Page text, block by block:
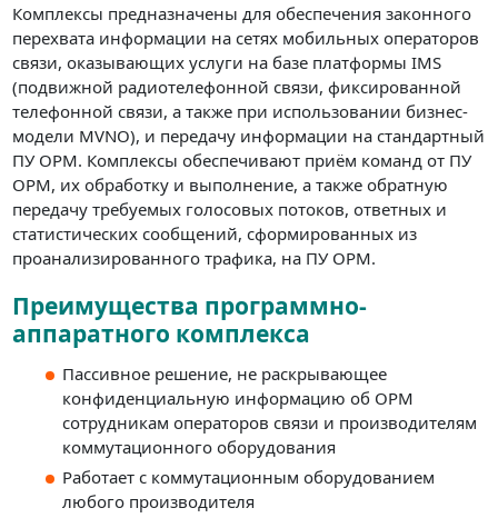
Комплексы предназначены для обеспечения законного
перехвата информации на сетях мобильных операторов
связи, оказывающих услуги на базе платформы IMS
(подвижной радиотелефонной связи, фиксированной
телефонной связи, а также при использовании бизнес-
модели MVNO), и передачу информации на стандартный
ПУ ОРМ. Комплексы обеспечивают приём команд от ПУ
ОРМ, их обработку и выполнение, а также обратную
передачу требуемых голосовых потоков, ответных и
статистических сообщений, сформированных из
проанализированного трафика, на ПУ ОРМ.
Преимущества программно-
аппаратного комплекса
Пассивное решение, не раскрывающее
конфиденциальную информацию об ОРМ
сотрудникам операторов связи и производителям
коммутационного оборудования
Работает с коммутационным оборудованием
любого производителя